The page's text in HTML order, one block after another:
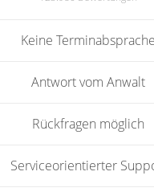
Keine Terminabsprache
Antwort vom Anwalt
Rückfragen möglich
Serviceorientierter